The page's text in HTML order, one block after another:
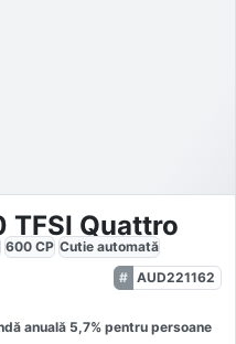
TFSI Quattro
600 CP Cutie automată
AUD221162
anuală 5,7% pentru persoane